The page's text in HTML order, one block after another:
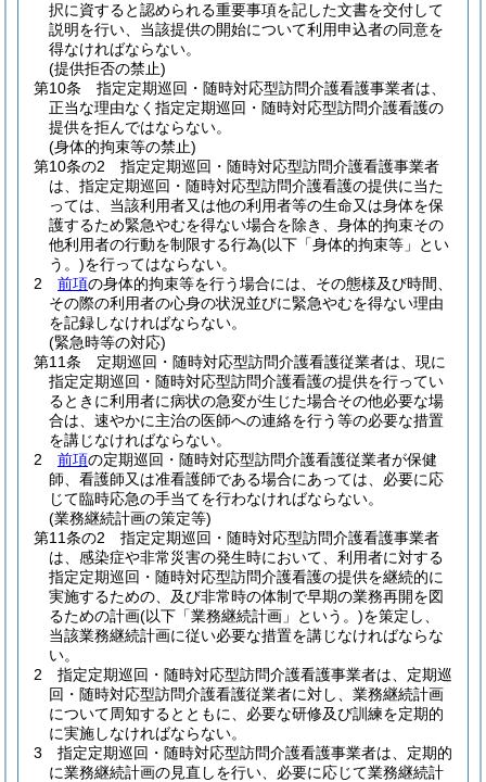
択に資すると認められる重要事項を記した文書を交付して
説明を行い、当該提供の開始について利用申込者の同意を
得なければならない。
(提供拒否の禁止)
第10条
指定定期巡回・随時対応型訪問介護看護事業者は、
正当な理由なく指定定期巡回・随時対応型訪問介護看護の
提供を拒んではならない。
(身体的拘束等の禁止)
第10条の2
指定定期巡回・随時対応型訪問介護看護事業者
は、指定定期巡回・随時対応型訪問介護看護の提供に当た
っては、当該利用者又は他の利用者等の生命又は身体を保
護するため緊急やむを得ない場合を除き、身体的拘束その
他利用者の行動を制限する行為(以下「身体的拘束等」とい
う。)を行ってはならない。
2
前項の身体的拘束等を行う場合には、その態様及び時間、
その際の利用者の心身の状況並びに緊急やむを得ない理由
を記録しなければならない。
(緊急時等の対応)
第11条
定期巡回・随時対応型訪問介護看護従業者は、現に
指定定期巡回・随時対応型訪問介護看護の提供を行ってい
るときに利用者に病状の急変が生じた場合その他必要な場
合は、速やかに主治の医師への連絡を行う等の必要な措置
を講じなければならない。
2
前項の定期巡回・随時対応型訪問介護看護従業者が保健
師、看護師又は准看護師である場合にあっては、必要に応
じて臨時応急の手当てを行わなければならない。
(業務継続計画の策定等)
第11条の2
指定定期巡回・随時対応型訪問介護看護事業者
は、感染症や非常災害の発生時において、利用者に対する
指定定期巡回・随時対応型訪問介護看護の提供を継続的に
実施するための、及び非常時の体制で早期の業務再開を図
るための計画(以下「業務継続計画」という。)を策定し、
当該業務継続計画に従い必要な措置を講じなければならな
い。
2
指定定期巡回・随時対応型訪問介護看護事業者は、定期巡
回・随時対応型訪問介護看護従業者に対し、業務継続計画
について周知するとともに、必要な研修及び訓練を定期的
に実施しなければならない。
3
指定定期巡回・随時対応型訪問介護看護事業者は、定期的
に業務継続計画の見直しを行い、必要に応じて業務継続計